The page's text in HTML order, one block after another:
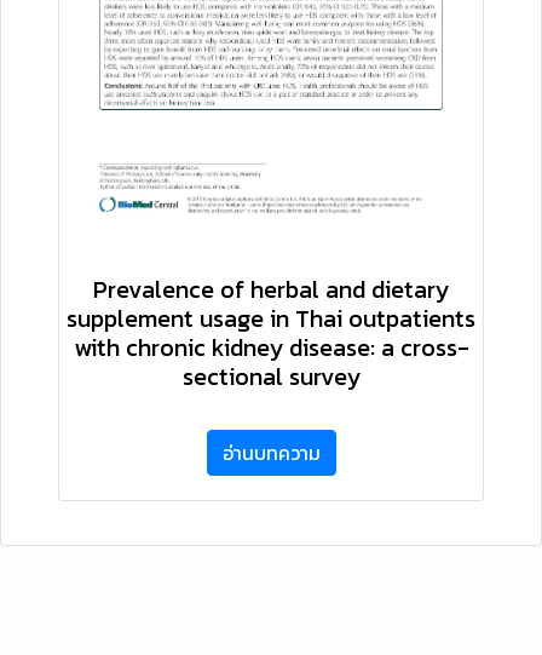
Prevalence of herbal and dietary
supplement usage in Thai outpatients
with chronic kidney disease: a cross-
sectional survey
อ่านบทความ